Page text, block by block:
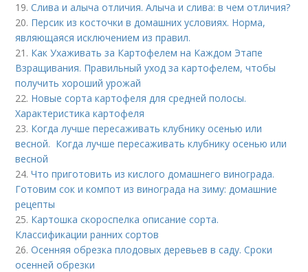
19.Слива и алыча отличия. Алыча и слива: в чем отличия?
20. Персик из косточки в домашних условиях. Норма,
являющаяся исключением из правил.
21. Как Ухаживать за Картофелем на Каждом Этапе
Взращивания. Правильный уход за картофелем, чтобы
получить хороший урожай
22. Новые сорта картофеля для средней полосы.
Характеристика картофеля
23. Когда лучше пересаживать клубнику осенью или
весной. Когда лучше пересаживать клубнику осенью или
весной
24.Что приготовить из кислого домашнего винограда.
Готовим сок и компот из винограда на зиму: домашние
рецепты
25. Картошка скороспелка описание сорта.
Классификации ранних сортов
26.Осенняя обрезка плодовых деревьев в саду. Сроки
осенней обрезки